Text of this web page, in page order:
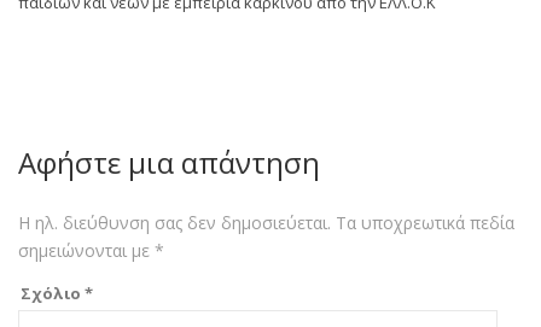
Αφήστε μια απάντηση
Η ηλ. διεύθυνση σας δεν δημοσιεύεται. Τα υποχρεωτικά πεδία
σημειώνονται με *
Σχόλιο *